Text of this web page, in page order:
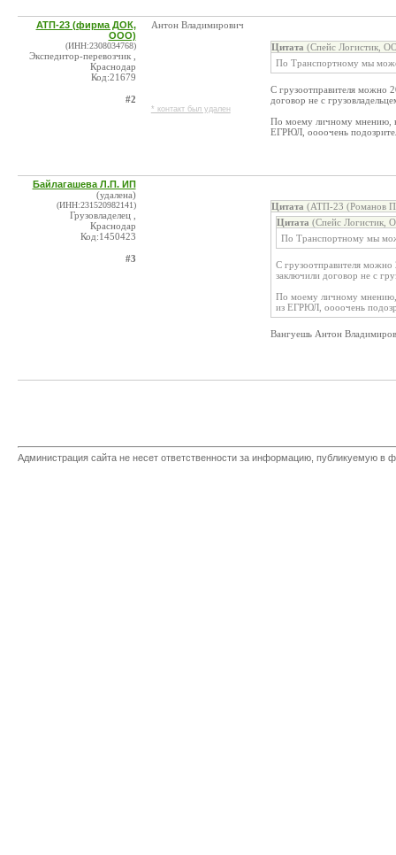
АТП-23 (фирма ДОК,
ООО)
(ИНН:2308034768)
Экспедитор-перевозчик ,
Краснодар
Код:21679
#2
Антон Владимирович
* контакт был удален
Цитата (Спейс Логистик,
По Транспортному мы
С грузоотправителя можно
договор не с
По моему личному мнению,
ЕГРЮЛ, оооочень
Байлагашева Л.П. ИП
(удалена)
(ИНН:231520982141)
Грузовладелец ,
Краснодар
Код:1450423
#3
Цитата (АТП-23 (Романов
Цитата (Спейс Логистик,
По Транспортному мы
С грузоотправителя
заключили договор не с
По моему личному мнению,
из ЕГРЮЛ, оооочень
Вангуешь Антон
Администрация сайта не несет ответственности за информацию, публикуемую